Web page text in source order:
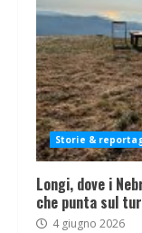
Storie &
Longi, dove i
che punta sul
4 giugno 2026